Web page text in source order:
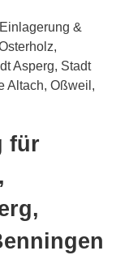
&
Asperg, Stadt
Altach, Oßweil,
für